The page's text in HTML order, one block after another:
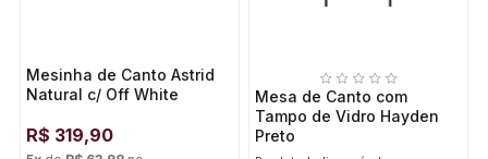
Mesinha de Canto Astrid
Natural c/ Off White
R$ 319,90
Mesa de Canto com
Tampo de Vidro Hayden
Preto